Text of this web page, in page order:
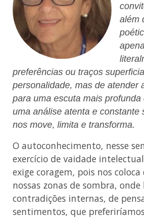
além
preferências ou traços
personalidade, mas de atender
para uma escuta mais profunda
uma análise atenta e constante
nos move, limita e transforma.
O autoconhecimento, nesse
exercício de vaidade
exige coragem, pois nos
nossas zonas de sombra,
contradições internas, de
sentimentos, que